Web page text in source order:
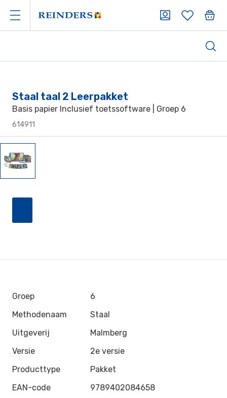
Staal taal 2 Leerpakket
Basis papier Inclusief toetssoftware | Groep 6
614911
Groep
6
Methodenaam
Staal
Uitgeverij
Malmberg
Versie
2e versie
Producttype
Pakket
EAN-code
9789402084658